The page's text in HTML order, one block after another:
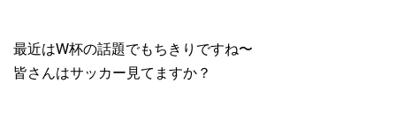
最近はW杯の話題でもちきりですね〜
皆さんはサッカー見てますか？